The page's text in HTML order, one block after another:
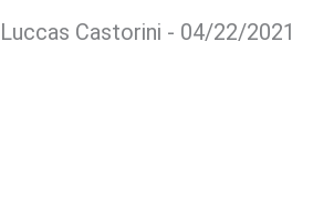
Luccas Castorini
04/22/2021